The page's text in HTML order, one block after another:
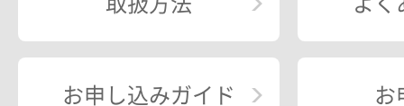
お申し込みガイド お